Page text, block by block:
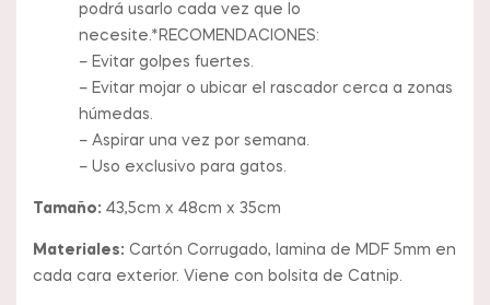
podrá usarlo cada vez que lo
necesite.*RECOMENDACIONES:
– Evitar golpes fuertes.
– Evitar mojar o ubicar el rascador cerca a zonas
húmedas.
– Aspirar una vez por semana.
– Uso exclusivo para gatos.
Tamaño: 43,5cm x 48cm x 35cm
Materiales: Cartón Corrugado, lamina de MDF 5mm en
cada cara exterior. Viene con bolsita de Catnip.